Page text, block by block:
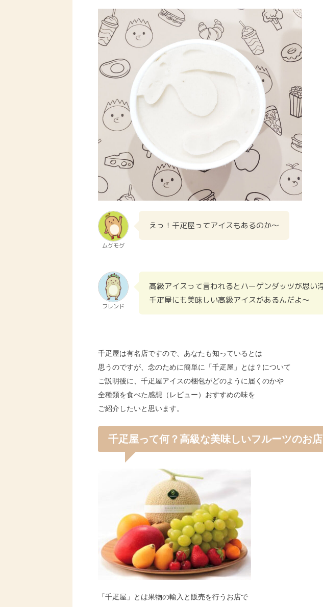
ムグモグ
えっ！千疋屋ってアイスもあるのか〜
フレンド
高級アイスって言われるとハーゲンダッツが思い
千疋屋にも美味しい高級アイスがあるんだよ〜
千疋屋は有名店ですので、あなたも知っているとは
思うのですが、念のために簡単に「千疋屋」とは？について
ご説明後に、千疋屋アイスの梱包がどのように届くのかや
全種類を食べた感想（レビュー）おすすめの味を
ご紹介したいと思います。
千疋屋って何？高級な美味しいフルーツのお店
「千疋屋」とは果物の輸入と販売を行うお店で